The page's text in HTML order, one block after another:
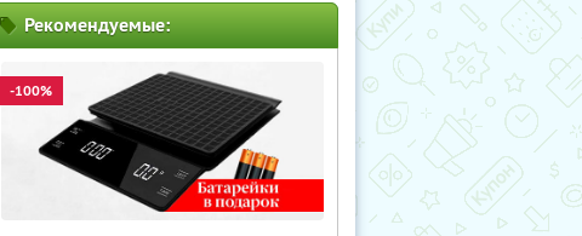
Рекомендуемые:
-100%